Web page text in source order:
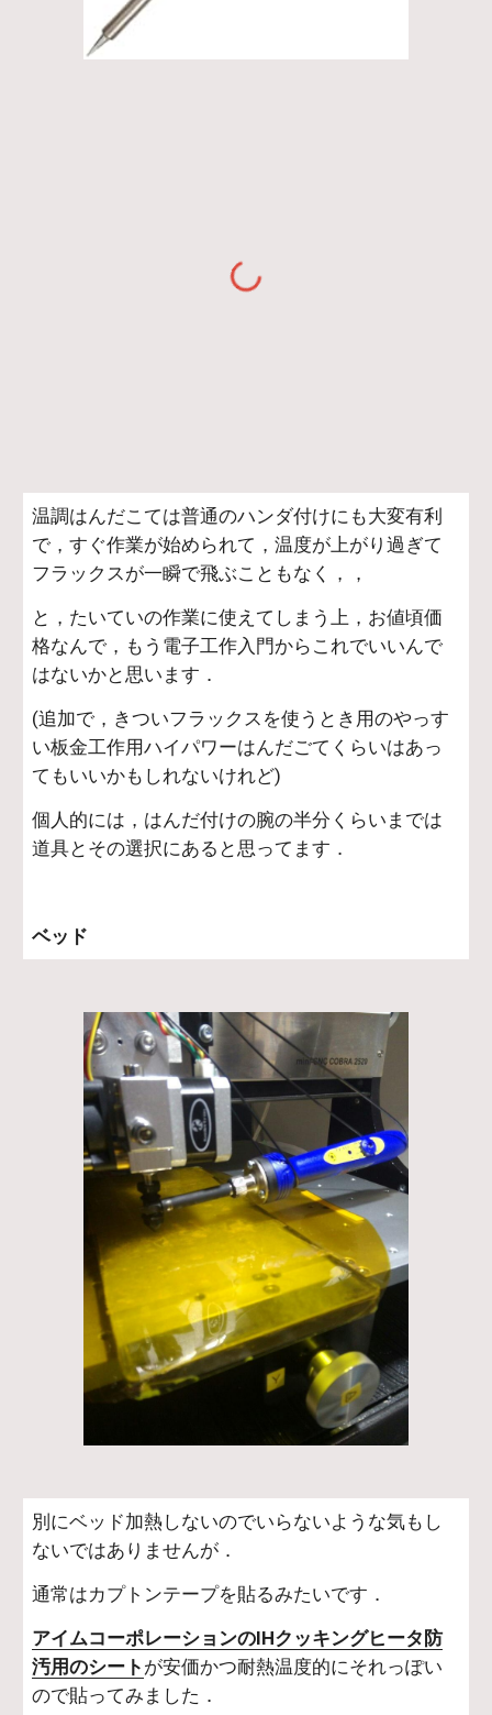
温調はんだこては普通のハンダ付けにも大変有利
で，すぐ作業が始められて，温度が上がり過ぎて
フラックスが一瞬で飛ぶこともなく，，
と，たいていの作業に使えてしまう上，お値頃価
格なんで，もう電子工作入門からこれでいいんで
はないかと思います．
(追加で，きついフラックスを使うとき用のやっす
い板金工作用ハイパワーはんだごてくらいはあっ
てもいいかもしれないけれど)
個人的には，はんだ付けの腕の半分くらいまでは
道具とその選択にあると思ってます．
ベッド
別にベッド加熱しないのでいらないような気もし
ないではありませんが．
通常はカプトンテープを貼るみたいです．
アイムコーポレーションのIHクッキングヒータ防
汚用のシート が安価かつ耐熱温度的にそれっぽい
ので貼ってみました．